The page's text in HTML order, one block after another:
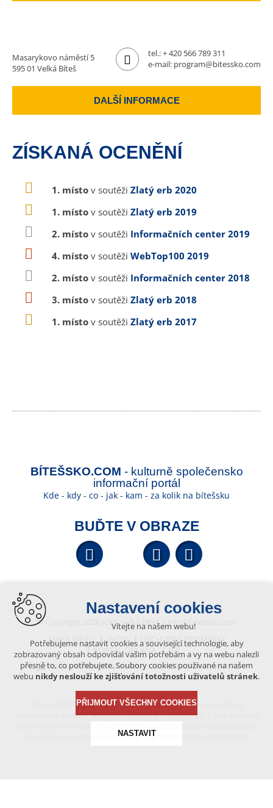
Masarykovo náměstí 5
595 01 Velká Bíteš
tel.:+ 420 566 789 311
e-mail: program@bitessko.com
DALŠÍ INFORMACE
ZÍSKANÁ OCENĚNÍ
1. místo v soutěži Zlatý erb 2020
1. místo v soutěži Zlatý erb 2019
2. místo v soutěži Informačních center 2019
4. místo v soutěži WebTop100 2019
2. místo v soutěži Informačních center 2018
3. místo v soutěži Zlatý erb 2018
1. místo v soutěži Zlatý erb 2017
BÍTEŠSKO.COM - kulturně společensko
informační portál
Kde - kdy - co - jak - kam - za kolik na bítešsku
BUĎTE V OBRAZE
Facebook YouTube
© Copyright 2026 ICKK Velká Bíteš |
info@bitessko.com
MAPA WEBU
ÚVOD
OBCHODNÍ PODMÍNKY
PORTÁL OBČANA
GIS
VYTVOŘENO V XART.CZ
Obsah tohoto portálu je chráněn autorským právem, které
vykonává vydavatel. Jakékoliv užití článků a fotografií z této podoby
písemného souhlasu vydavatele – BÍTEŠSKO.COM -ZAKÁZÁNO.
Nastavení cookies
Vítejte na našem webu!
Potřebujeme nastavit cookies a související technologie, aby
zobrazovaný obsah odpovídal vašim potřebám a vy na webu nalezli
přesně to, co potřebujete. Soubory cookies používané na našem
webu nikdy neslouží ke zjišťování totožnosti uživatelů stránek.
PŘIJMOUT VŠECHNY COOKIES
NASTAVIT